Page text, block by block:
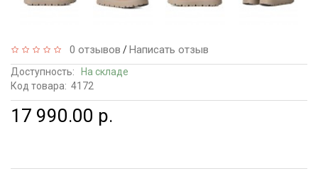
0 отзывов /Написать отзыв
Доступность:
На складе
Код товара: 4172
17 990.00 р.